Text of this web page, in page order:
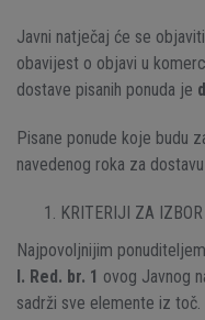
Javni natječaj će se
obavijest o objavi u
dostave pisanih ponuda je
Pisane ponude koje budu
navedenog roka za
KRITERIJI ZA
Najpovoljnijim
I. Red. br. 1 ovog Javnog
sadrži sve elemente iz